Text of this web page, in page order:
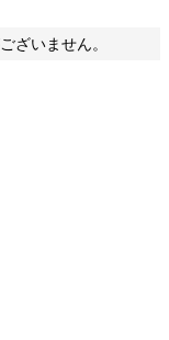
ざいません。